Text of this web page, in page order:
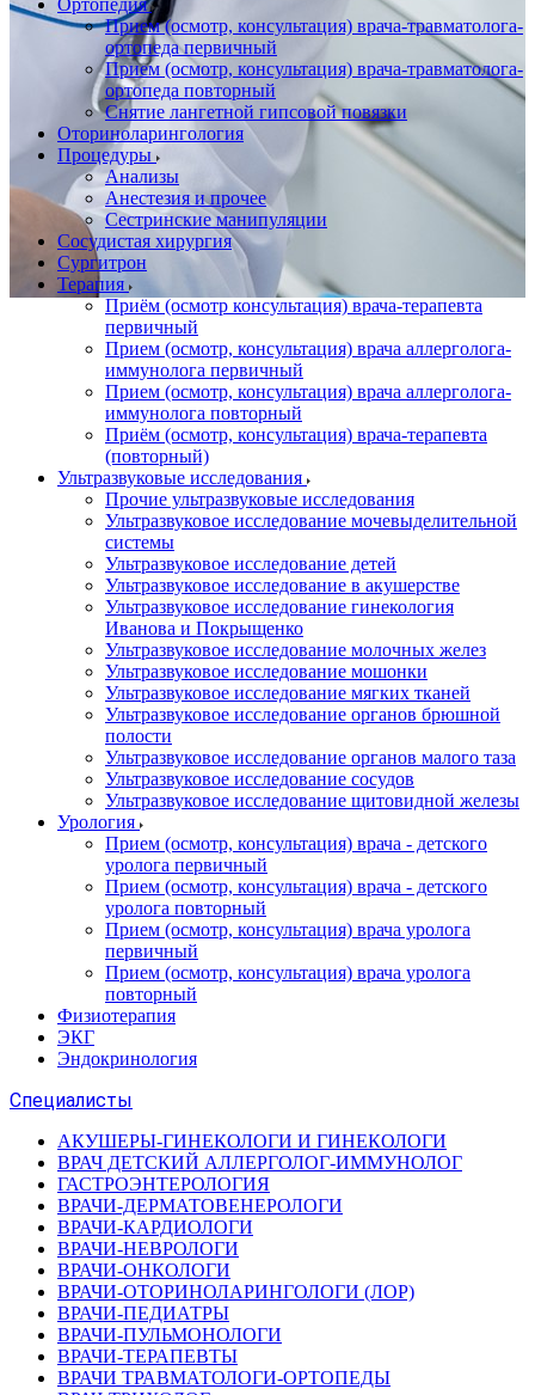
Ортопедия
Прием (осмотр, консультация) врача-травматолога-
ортопеда первичный
Прием (осмотр, консультация) врача-травматолога-
ортопеда повторный
Снятие лангетной гипсовой повязки
Оториноларингология
Процедуры
Анализы
Анестезия и прочее
Сестринские манипуляции
Сосудистая хирургия
Сургитрон
Терапия
Приём (осмотр консультация) врача-терапевта
первичный
Прием (осмотр, консультация) врача аллерголога-
иммунолога первичный
Прием (осмотр, консультация) врача аллерголога-
иммунолога повторный
Приём (осмотр, консультация) врача-терапевта
(повторный)
Ультразвуковые исследования
Прочие ультразвуковые исследования
Ультразвуковое исследование мочевыделительной
системы
Ультразвуковое исследование детей
Ультразвуковое исследование в акушерстве
Ультразвуковое исследование гинекология
Иванова и Покрыщенко
Ультразвуковое исследование молочных желез
Ультразвуковое исследование мошонки
Ультразвуковое исследование мягких тканей
Ультразвуковое исследование органов брюшной
полости
Ультразвуковое исследование органов малого таза
Ультразвуковое исследование сосудов
Ультразвуковое исследование щитовидной железы
Урология
Прием (осмотр, консультация) врача - детского
уролога первичный
Прием (осмотр, консультация) врача - детского
уролога повторный
Прием (осмотр, консультация) врача уролога
первичный
Прием (осмотр, консультация) врача уролога
повторный
Физиотерапия
ЭКГ
Эндокринология
Специалисты
АКУШЕРЫ-ГИНЕКОЛОГИ И ГИНЕКОЛОГИ
ВРАЧ ДЕТСКИЙ АЛЛЕРГОЛОГ-ИММУНОЛОГ
ГАСТРОЭНТЕРОЛОГИЯ
ВРАЧИ-ДЕРМАТОВЕНЕРОЛОГИ
ВРАЧИ-КАРДИОЛОГИ
ВРАЧИ-НЕВРОЛОГИ
ВРАЧИ-ОНКОЛОГИ
ВРАЧИ-ОТОРИНОЛАРИНГОЛОГИ (ЛОР)
ВРАЧИ-ПЕДИАТРЫ
ВРАЧИ-ПУЛЬМОНОЛОГИ
ВРАЧИ-ТЕРАПЕВТЫ
ВРАЧИ ТРАВМАТОЛОГИ-ОРТОПЕДЫ